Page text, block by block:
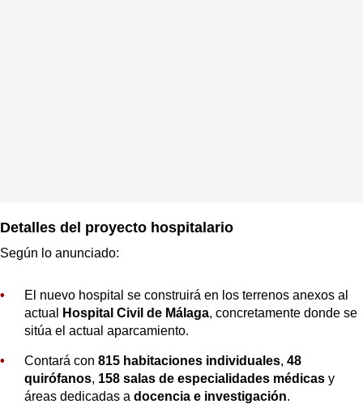
Detalles del proyecto hospitalario
Según lo anunciado:
El nuevo hospital se construirá en los terrenos anexos al
actual
Hospital Civil de Málaga, concretamente donde se
sitúa el actual aparcamiento.
Contará con 815 habitaciones individuales, 48
quirófanos, 158 salas de especialidades médicas y
áreas dedicadas a docencia e investigación.